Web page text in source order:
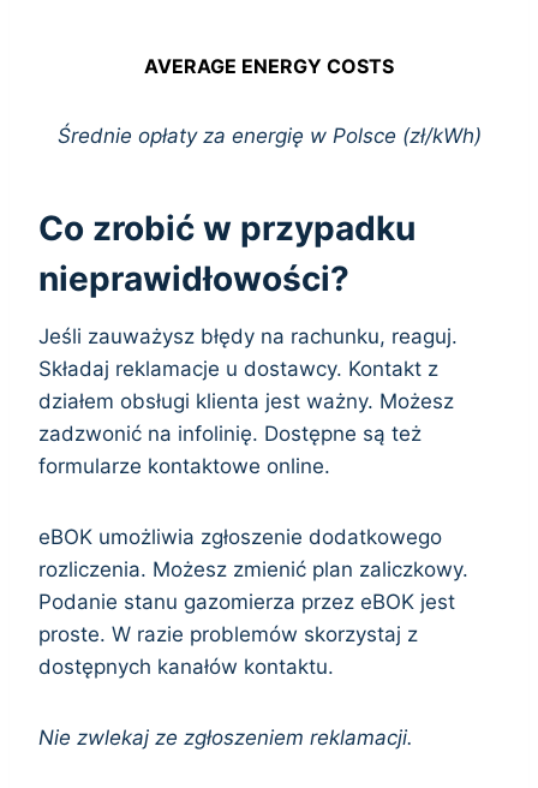
AVERAGE ENERGY COSTS
Średnie opłaty za energię w Polsce (zł/kWh)
Co zrobić w przypadku
nieprawidłowości?
Jeśli zauważysz błędy na rachunku, reaguj.
Składaj reklamacje u dostawcy. Kontakt z
działem obsługi klienta jest ważny. Możesz
zadzwonić na infolinię. Dostępne są też
formularze kontaktowe online.
eBOK umożliwia zgłoszenie dodatkowego
rozliczenia. Możesz zmienić plan zaliczkowy.
Podanie stanu gazomierza przez eBOK jest
proste. W razie problemów skorzystaj z
dostępnych kanałów kontaktu.
Nie zwlekaj ze zgłoszeniem reklamacji.